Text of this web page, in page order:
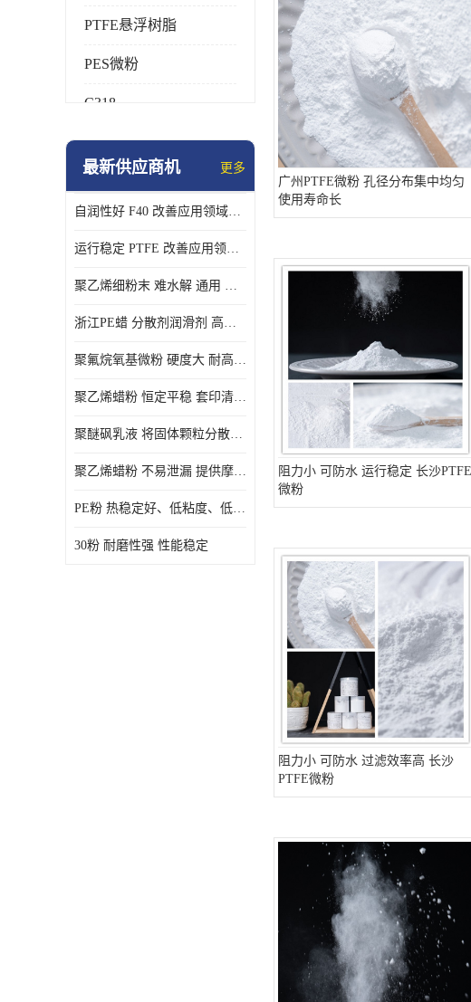
PTFE悬浮树脂
PES微粉
C318
HFP
PE蜡粉
PE改性蜡粉
最新供应商机 更多
自润性好 F40 改善应用领域的耐热性 滑润性
运行稳定 PTFE 改善应用领域的耐热性 滑润性
聚乙烯细粉末 难水解 通用 氟茂
浙江PE蜡 分散剂润滑剂 高低熔点
聚氟烷氧基微粉 硬度大 耐高温性能好 良好的不粘性 功能性涂料
聚乙烯蜡粉 恒定平稳 套印清漆 无毒
聚醚砜乳液 将固体颗粒分散均匀 高分子聚合物 新的纳米涂层材料
聚乙烯蜡粉 不易泄漏 提供摩擦减少和润滑性能
PE粉 热稳定好、低粘度、低熔点
30粉 耐磨性强 性能稳定
广州PTFE微粉 孔径分布集中均匀
使用寿命长
阻力小 可防水 运行稳定 长沙PTFE
微粉
阻力小 可防水 过滤效率高 长沙
PTFE微粉